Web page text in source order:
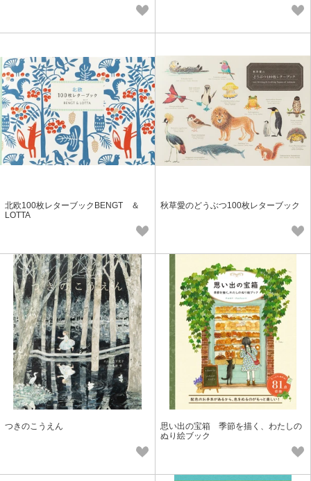
北欧100枚レターブックBENGT ＆
LOTTA
秋草愛のどうぶつ100枚レターブック
つきのこうえん
思い出の宝箱 季節を描く、わたしの
ぬり絵ブック